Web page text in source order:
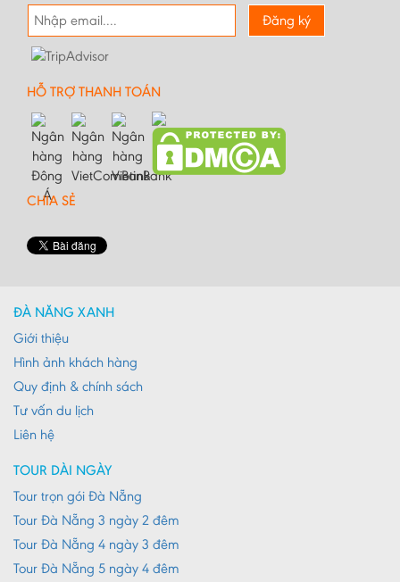
Đăng ký
HỖ TRỢ THANH TOÁN
CHIA SẺ
ĐÀ NẴNG XANH
Giới thiệu
Hình ảnh khách hàng
Quy định & chính sách
Tư vấn du lịch
Liên hệ
TOUR DÀI NGÀY
Tour trọn gói Đà Nẵng
Tour Đà Nẵng 3 ngày 2 đêm
Tour Đà Nẵng 4 ngày 3 đêm
Tour Đà Nẵng 5 ngày 4 đêm